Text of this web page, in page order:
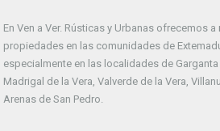
En Ven a Ver. Rústicas y Urbanas ofrecemos
propiedades en las comunidades de
especialmente en las localidades de Garganta
Madrigal de la Vera, Valverde de la Vera,
Arenas de San Pedro.